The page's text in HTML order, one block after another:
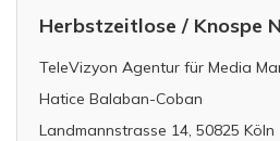
Herbstzeitlose / Knospe
TeleVizyon Agentur für Media
Hatice Balaban-Coban
Landmannstrasse 14, 50825 Köln